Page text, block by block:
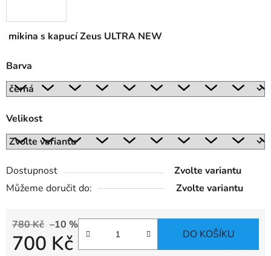
mikina s kapucí Zeus ULTRA NEW
Barva
Velikost
Dostupnost
Zvolte variantu
Můžeme doručit do:
Zvolte variantu
780 Kč –10 %
700 Kč DO KOŠÍKU